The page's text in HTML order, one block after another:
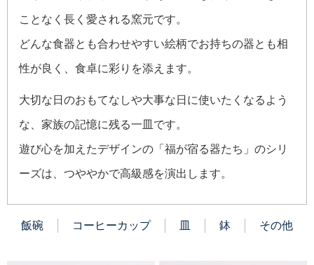
ことなく長く愛される窯元です。
どんな食器とも合わせやすい絵柄でお持ちの器とも相
性が良く、食卓に彩りを添えます。
大切な日のおもてなしや大事な日に使いたくなるよう
な、家族の記憶に残る一皿です。
遊び心を加えたデザインの「福が宿る器たち」のシリ
ーズは、つややかで高級感を演出します。
飯碗 コーヒーカップ 皿 鉢 その他